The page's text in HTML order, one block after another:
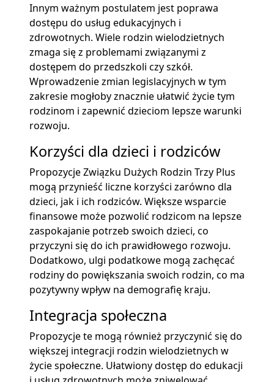
Innym ważnym postulatem jest poprawa
dostępu do usług edukacyjnych i
zdrowotnych. Wiele rodzin wielodzietnych
zmaga się z problemami związanymi z
dostępem do przedszkoli czy szkół.
Wprowadzenie zmian legislacyjnych w tym
zakresie mogłoby znacznie ułatwić życie tym
rodzinom i zapewnić dzieciom lepsze warunki
rozwoju.
Korzyści dla dzieci i rodziców
Propozycje Związku Dużych Rodzin Trzy Plus
mogą przynieść liczne korzyści zarówno dla
dzieci, jak i ich rodziców. Większe wsparcie
finansowe może pozwolić rodzicom na lepsze
zaspokajanie potrzeb swoich dzieci, co
przyczyni się do ich prawidłowego rozwoju.
Dodatkowo, ulgi podatkowe mogą zachęcać
rodziny do powiększania swoich rodzin, co ma
pozytywny wpływ na demografię kraju.
Integracja społeczna
Propozycje te mogą również przyczynić się do
większej integracji rodzin wielodzietnych w
życie społeczne. Ułatwiony dostęp do edukacji